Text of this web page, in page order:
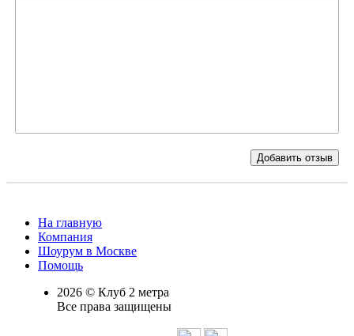
Добавить отзыв
На главную
Компания
Шоурум в Москве
Помощь
2026 © Клуб 2 метра
Все права защищены